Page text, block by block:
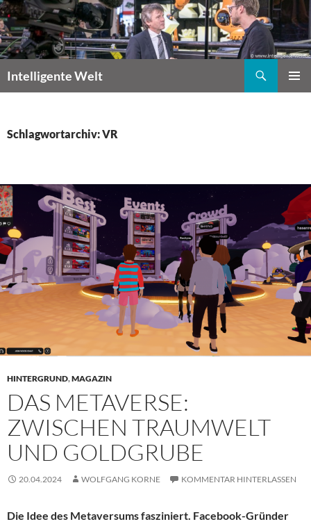
Zum
Inhalt
springen
Intelligente Welt
Schlagwortarchiv: VR
HINTERGRUND,MAGAZIN
DAS METAVERSE:
ZWISCHEN TRAUMWELT
UND GOLDGRUBE
20.04.2024 WOLFGANG KORNE KOMMENTAR HINTERLASSEN
Die Idee des Metaversums fasziniert. Facebook-Gründer